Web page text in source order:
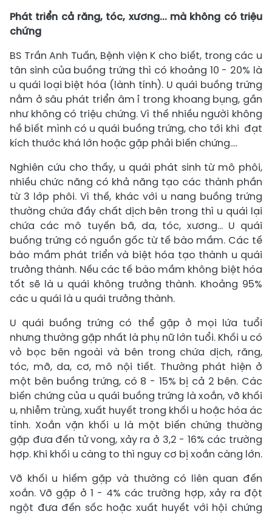
Phát triển cả răng, tóc, xương... mà không có triệu
chứng
BS Trần Anh Tuấn, Bệnh viện K cho biết, trong các u
tân sinh của buồng trứng thì có khoảng 10 - 20% là
u quái loại biệt hóa (lành tính). U quái buồng trứng
nằm ở sâu phát triển âm ỉ trong khoang bụng, gần
như không có triệu chứng. Vì thế nhiều người không
hề biết mình có u quái buồng trứng, cho tới khi đạt
kích thước khá lớn hoặc gặp phải biến chứng….
Nghiên cứu cho thấy, u quái phát sinh từ mô phôi,
nhiều chức năng có khả năng tạo các thành phần
từ 3 lớp phôi. Vì thế, khác với u nang buồng trứng
thường chứa đầy chất dịch bên trong thì u quái lại
chứa các mô tuyến bã, da, tóc, xương… U quái
buồng trứng có nguồn gốc từ tế bào mầm. Các tế
bào mầm phát triển và biệt hóa tạo thành u quái
trưởng thành. Nếu các tế bào mầm không biệt hóa
tốt sẽ là u quái không trưởng thành. Khoảng 95%
các u quái là u quái trưởng thành.
U quái buồng trứng có thể gặp ở mọi lứa tuổi
nhưng thường gặp nhất là phụ nữ lớn tuổi. Khối u có
vỏ bọc bên ngoài và bên trong chứa dịch, răng,
tóc, mỡ, da, cơ, mô nội tiết. Thường phát hiện ở
một bên buồng trứng, có 8 - 15% bị cả 2 bên. Các
biến chứng của u quái buồng trứng là xoắn, vỡ khối
u, nhiễm trùng, xuất huyết trong khối u hoặc hóa ác
tính. Xoắn vặn khối u là một biến chứng thường
gặp đưa đến tử vong, xảy ra ở 3,2 - 16% các trường
hợp. Khi khối u càng to thì nguy cơ bị xoắn càng lớn.
Vỡ khối u hiếm gặp và thường có liên quan đến
xoắn. Vỡ gặp ở 1 - 4% các trường hợp, xảy ra đột
ngột đưa đến sốc hoặc xuất huyết với hội chứng